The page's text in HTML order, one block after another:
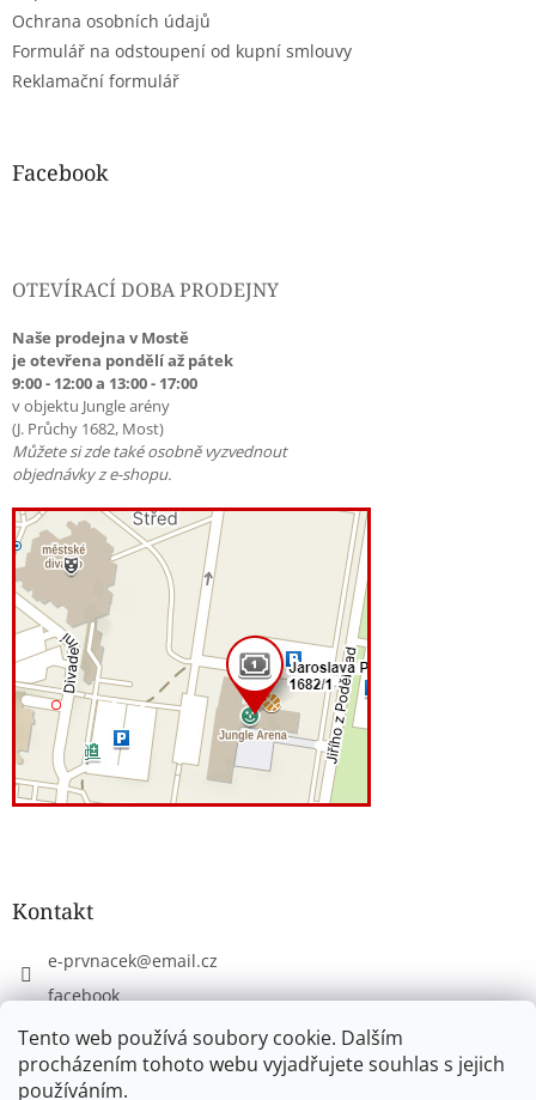
Tento web používá soubory cookie. Dalším
procházením tohoto webu vyjadřujete souhlas s jejich
používáním.
Ochrana osobních údajů
Formulář na odstoupení od kupní smlouvy
Reklamační formulář
Facebook
OTEVÍRACÍ DOBA PRODEJNY
Naše prodejna v Mostě
je otevřena pondělí až pátek
9:00 - 12:00 a 13:00 - 17:00
v objektu Jungle arény
(J. Průchy 1682, Most)
Můžete si zde také osobně vyzvednout
objednávky z e-shopu.
Kontakt
e-prvnacek@email.cz
facebook
eprvnacek